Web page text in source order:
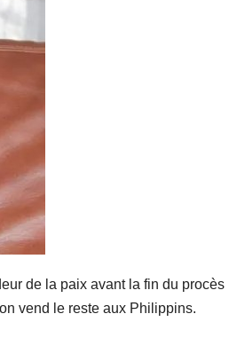
de la paix avant la fin du procès
vend le reste aux Philippins.